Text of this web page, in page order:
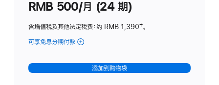
RMB 500/月 (24 期)
含增值税及其他法定税费：约 RMB 1,390脚
‡。
可享免息分期付款 (Studio
-
标
添加到购物袋